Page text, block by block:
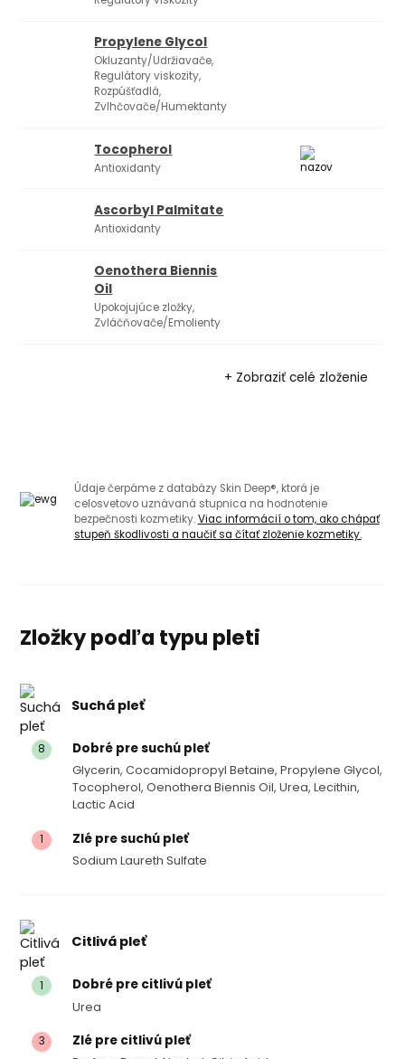
Propylene Glycol
Okluzanty/Udržiavače,
Regulátory viskozity,
Rozpúšťadlá,
Zvlhčovače/Humektanty
Tocopherol
Antioxidanty
Ascorbyl Palmitate
Antioxidanty
Oenothera Biennis
Oil
Upokojujúce zložky,
Zvláčňovače/Emolienty
+ Zobraziť celé zloženie
Údaje čerpáme z databázy Skin Deep®, ktorá je
celosvetovo uznávaná stupnica na hodnotenie
bezpečnosti kozmetiky.Viac informácií o tom, ako chápať
stupeň škodlivosti a naučiť sa čítať zloženie kozmetiky.
Zložky podľa typu pleti
Suchá pleť
8 Dobré pre suchú pleť
Glycerin, Cocamidopropyl Betaine, Propylene Glycol,
Tocopherol, Oenothera Biennis Oil, Urea, Lecithin,
Lactic Acid
1 Zlé pre suchú pleť
Sodium Laureth Sulfate
Citlivá pleť
1 Dobré pre citlivú pleť
Urea
3 Zlé pre citlivú pleť